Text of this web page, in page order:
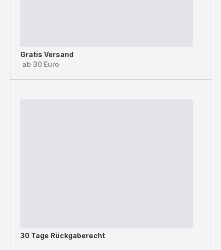
Gratis Versand
ab 30 Euro
30 Tage Rückgaberecht